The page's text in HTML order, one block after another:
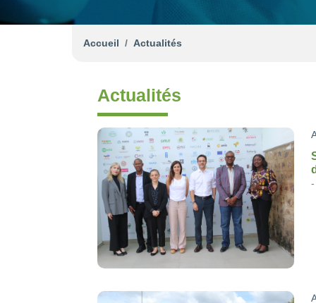
Accueil Actualités
Actualités